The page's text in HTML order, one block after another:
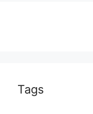
Tags